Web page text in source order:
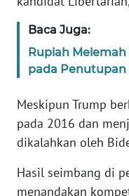
Baca Juga:
Rupiah Melemah
pada
Meskipun Trump
pada 2016 dan
dikalahkan oleh
Hasil seimbang di
menandakan
WN
WN
NTT